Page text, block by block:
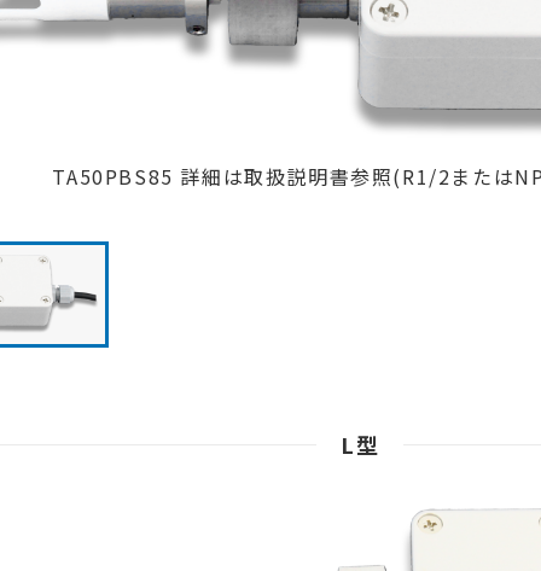
TA50PBS85 詳細は取扱説明書参照(R1/2または
L型